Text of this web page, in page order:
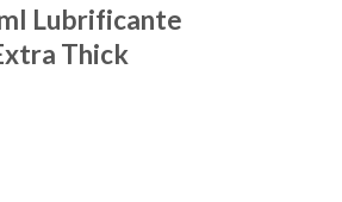
Lubrificante
Thick